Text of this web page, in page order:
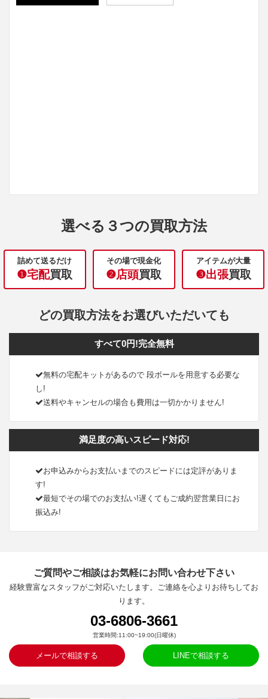
選べる３つの買取方法
詰めて送るだけ
❶宅配買取
その場で現金化
❷店頭買取
アイテムが大量
❸出張買取
どの買取方法をお選びいただいても
すべて0円!完全無料
無料の宅配キットがあるので 段ボールを用意する必要な
し!
送料やキャンセルの場合も費用は一切かかりません!
満足度の高いスピード対応!
お申込みからお支払いまでのスピードには定評がありま
す!
最短でその場でのお支払い!遅くてもご成約翌営業日にお
振込み!
ご質問やご相談はお気軽にお問い合わせ下さい
経験豊富なスタッフがご対応いたします。ご連絡を心よりお待ちしてお
ります。
03-6806-3661
営業時間:11:00~19:00(日曜休)
メールで相談する LINEで相談する